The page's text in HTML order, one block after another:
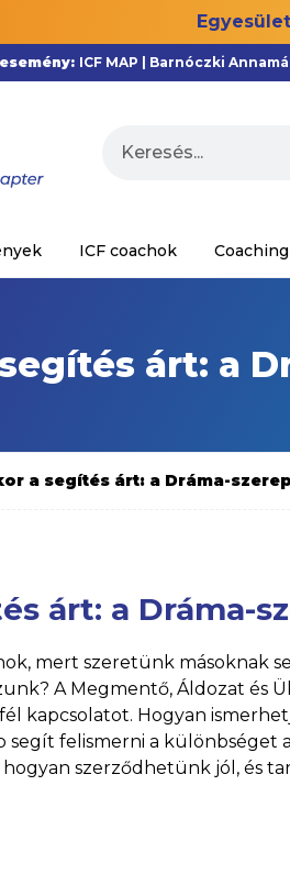
ICF MAP | Barnóczki
ICF coachok
árt: a
a segítés árt: a Dráma-
árt: a Dráma-
mert szeretünk másoknak
A Megmentő, Áldozat
kapcsolatot. Hogyan
segít felismerni a
hogyan szerződhetünk jól, és